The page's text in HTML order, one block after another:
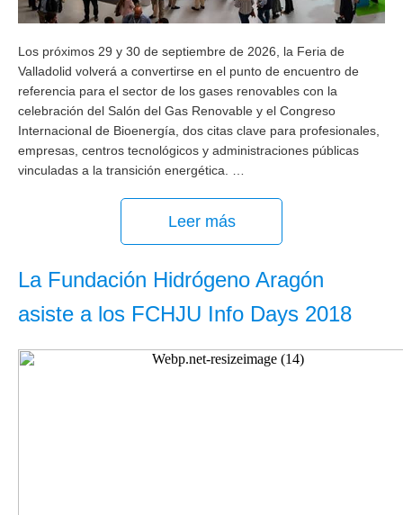
Los próximos 29 y 30 de septiembre de 2026, la Feria de
Valladolid volverá a convertirse en el punto de encuentro de
referencia para el sector de los gases renovables con la
celebración del Salón del Gas Renovable y el Congreso
Internacional de Bioenergía, dos citas clave para profesionales,
empresas, centros tecnológicos y administraciones públicas
vinculadas a la transición energética. …
Leer más
La Fundación Hidrógeno Aragón
asiste a los FCHJU Info Days 2018